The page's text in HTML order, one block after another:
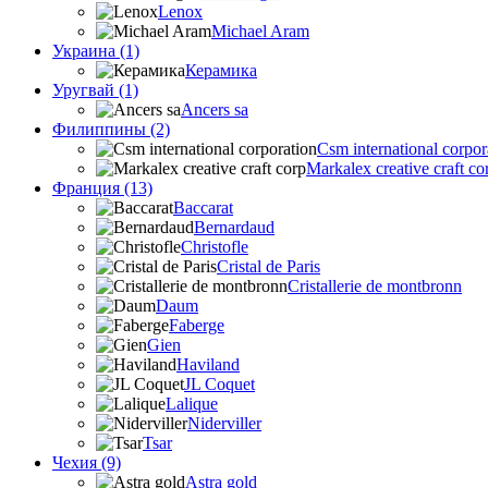
Lenox
Michael Aram
Украина (1)
Керамика
Уругвай (1)
Ancers sa
Филиппины (2)
Csm international
Markalex creative craft
Франция (13)
Baccarat
Bernardaud
Christofle
Cristal de Paris
Cristallerie de montbronn
Daum
Faberge
Gien
Haviland
JL Coquet
Lalique
Niderviller
Tsar
Чехия (9)
Astra gold